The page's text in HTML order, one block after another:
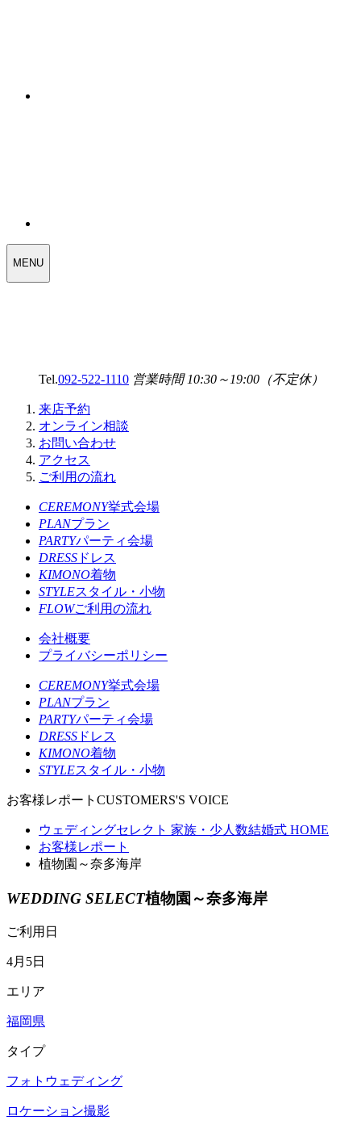
SELECT
MENU
Tel.092-522-1110 営業時間 10:30～19:00（不定休）
来店予約
オンライン相談
お問い合わせ
アクセス
ご利用の流れ
CEREMONY挙式会場
PLANプラン
PARTYパーティ会場
DRESS ドレス
KIMONO着物
STYLEスタイル・小物
FLOWご利用の流れ
会社概要
プライバシーポリシー
CEREMONY挙式会場
PLANプラン
PARTYパーティ会場
DRESS ドレス
KIMONO着物
STYLEスタイル・小物
お客様レポート CUSTOMERS'S VOICE
ウェディングセレクト 家族・少人数結婚式 HOME
お客様レポート
植物園～奈多海岸
WEDDING SELECT植物園～奈多海岸
ご利用日
4月5日
エリア
福岡県
タイプ
フォトウェディング
ロケーション撮影